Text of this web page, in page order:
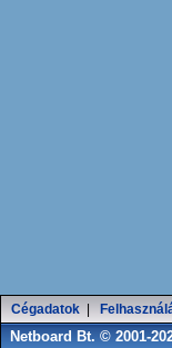
Cégadatok
Netboard Bt. © 2001-